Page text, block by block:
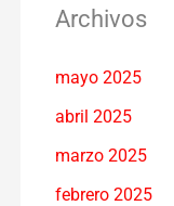
Archivos
mayo 2025
abril 2025
marzo 2025
febrero 2025